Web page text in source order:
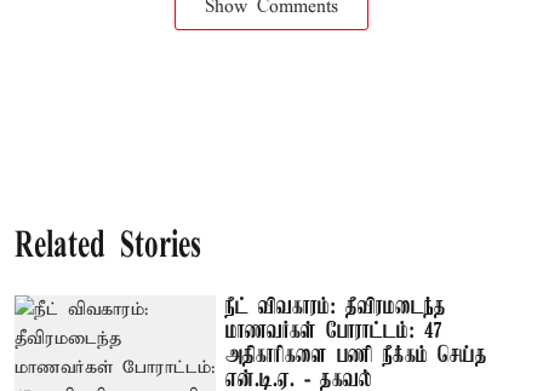
Show Comments
Related Stories
நீட் விவகாரம்: தீவிரமடைந்த
மாணவர்கள் போராட்டம்: 47
அதிகாரிகளை பணி நீக்கம் செய்த
என்.டி.ஏ. - தகவல்